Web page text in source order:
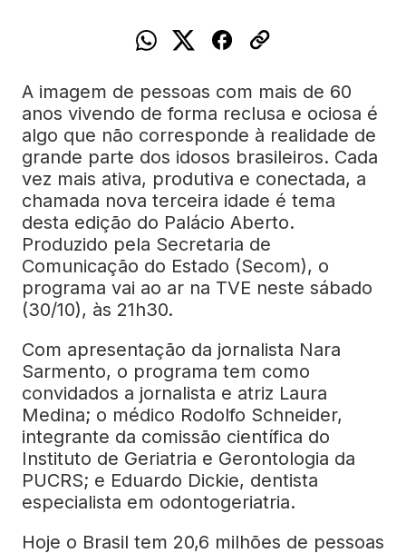
A imagem de pessoas com mais de 60
anos vivendo de forma reclusa e ociosa é
algo que não corresponde à realidade de
grande parte dos idosos brasileiros. Cada
vez mais ativa, produtiva e conectada, a
chamada nova terceira idade é tema
desta edição do Palácio Aberto.
Produzido pela Secretaria de
Comunicação do Estado (Secom), o
programa vai ao ar na TVE neste sábado
(30/10), às 21h30.
Com apresentação da jornalista Nara
Sarmento, o programa tem como
convidados a jornalista e atriz Laura
Medina; o médico Rodolfo Schneider,
integrante da comissão científica do
Instituto de Geriatria e Gerontologia da
PUCRS; e Eduardo Dickie, dentista
especialista em odontogeriatria.
Hoje o Brasil tem 20,6 milhões de pessoas